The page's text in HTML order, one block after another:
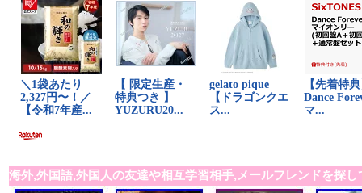
海外,外国語,外国人の友達や相互学習相手,メールフレンドを探し